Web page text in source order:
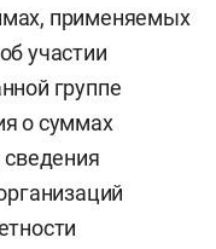
применяемых
участии
группе
о суммах
сведения